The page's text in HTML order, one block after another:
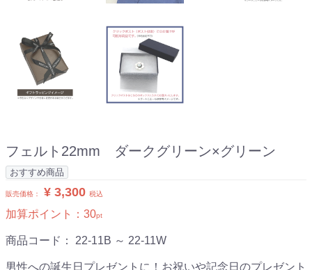
フェルト22mm ダークグリーン×グリーン
おすすめ商品
販売価格： ¥ 3,300 税込
加算ポイント： 30pt
商品コード： 22-11B ～ 22-11W
男性への誕生日プレゼントに！お祝いや記念日のプレゼント